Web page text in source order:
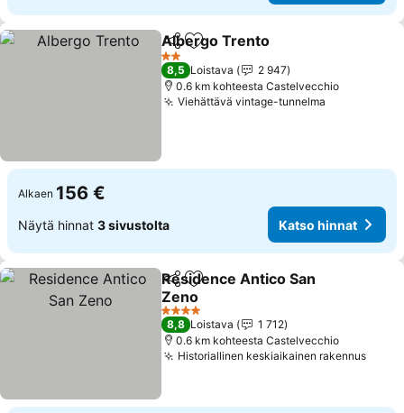
Jaa Lisää suosikkeihin
Albergo Trento
2 Tähtiluokitus
8,5 Loistava
2 947
0.6 km kohteesta Castelvecchio
Viehättävä vintage-tunnelma
Alkaen 156 €
Näytä hinnat 3 sivustolta Katso hinnat
Jaa Lisää suosikkeihin
Residence Antico San
Zeno
4 Tähtiluokitus
8,8 Loistava
1 712
0.6 km kohteesta Castelvecchio
Historiallinen keskiaikainen rakennus